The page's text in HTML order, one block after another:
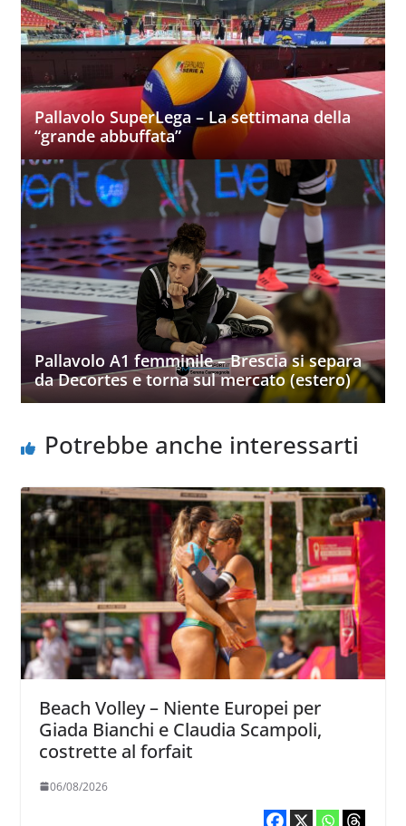
Pallavolo SuperLega – La settimana della
“grande abbuffata”
Pallavolo A1 femminile – Brescia si separa
da Decortes e torna sul mercato (estero)
Potrebbe anche interessarti
Beach Volley – Niente Europei per
Giada Bianchi e Claudia Scampoli,
costrette al forfait
06/08/2026